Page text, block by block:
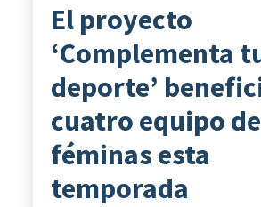
El proyecto
‘Complementa
deporte’
cuatro equipo de
féminas esta
temporada